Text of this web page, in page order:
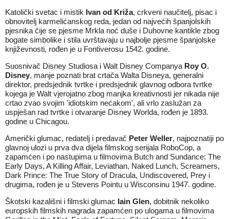
Katolički svetac i mistik Ivan od Križa, crkveni naučitelj, pisac i
obnovitelj karmelićanskog reda, jedan od najvećih španjolskih
pjesnika čije se pjesme Mrkla noć duše i Duhovne kantikle zbog
bogate simbolike i stila uvrštavaju u najbolje pjesme španjolske
književnosti, rođen je u Fontiverosu 1542. godine.
Suosnivač Disney Studiosa i Walt Disney Companya Roy O.
Disney, manje poznati brat crtača Walta Disneya, generalni
direktor, predsjednik tvrtke i predsjednik glavnog odbora tvrtke
kojega je Walt vjerojatno zbog manjka kreativnosti jer nikada nije
crtao zvao svojim 'idiotskim nećakom', ali vrlo zaslužan za
uspješan rad tvrtke i otvaranje Disney Worlda, rođen je 1893.
godine u Chicagou.
Američki glumac, redatelj i predavač Peter Weller, najpoznatiji po
glavnoj ulozi u prva dva dijela filmskog serijala RoboCop, a
zapamćen i po nastupima u filmovima Butch and Sundance: The
Early Days, A Killing Affair, Leviathan, Naked Lunch, Screamers,
Dark Prince: The True Story of Dracula, Undiscovered, Prey i
drugima, rođen je u Stevens Pointu u Wisconsinu 1947. godine.
Škotski kazališni i filmski glumac Iain Glen, dobitnik nekoliko
europskih filmskih nagrada zapamćen po ulogama u filmovima